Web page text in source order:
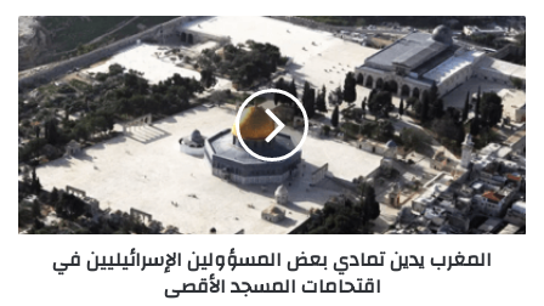
المغرب يدين تمادي بعض المسؤولين الإسرائيليين في
اقتحامات المسجد الأقصى